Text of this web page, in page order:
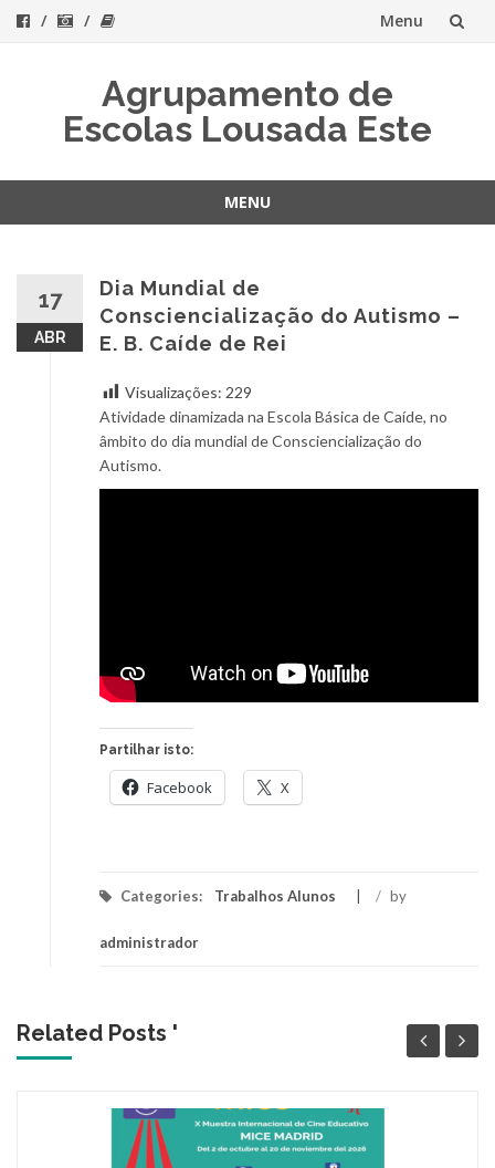
Menu
content
Agrupamento de
Escolas Lousada Este
MENU
17
ABR
Dia Mundial de
Consciencialização do Autismo –
E. B. Caíde de Rei
Visualizações: 229
Atividade dinamizada na Escola Básica de Caíde, no
âmbito do dia mundial de Consciencialização do
Autismo.
Partilhar isto:
Facebook X
Categories: Trabalhos Alunos / by
administrador
Related Posts '